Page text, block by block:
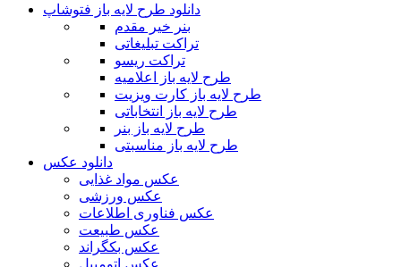
دانلود طرح لایه باز فتوشاپ
بنر خیر مقدم
تراکت تبلیغاتی
تراکت ریسو
طرح لایه باز اعلامیه
طرح لایه باز کارت ویزیت
طرح لایه باز انتخاباتی
طرح لایه باز بنر
طرح لایه باز مناسبتی
دانلود عکس
عکس مواد غذایی
عکس ورزشی
عکس فناوری اطلاعات
عکس طبیعت
عکس بکگراند
عکس اتومبیل